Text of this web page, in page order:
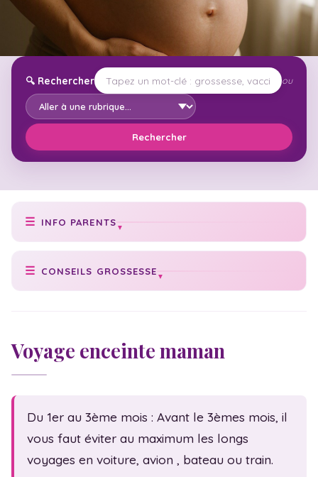
🔍 Rechercher ou
Rechercher
INFO PARENTS
Prise de poids idéale
Poids de bébé
Numéros utiles
Acte de naissance
CONSEILS GROSSESSE
Date accouchement
Vaccination bébé
Voyage enceinte maman
Du 1er au 3ème mois : Avant le 3èmes mois, il
vous faut éviter au maximum les longs
voyages en voiture, avion , bateau ou train.